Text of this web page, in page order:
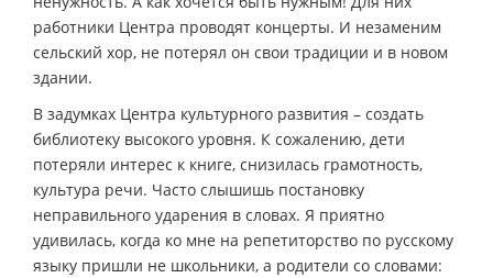
работники Центра проводят концерты. И незаменим
сельский хор, не потерял он свои традиции и в новом
здании.
В задумках Центра культурного развития – создать
библиотеку высокого уровня. К сожалению, дети
потеряли интерес к книге, снизилась грамотность,
культура речи. Часто слышишь постановку
неправильного ударения в словах. Я приятно
удивилась, когда ко мне на репетиторство по русскому
языку пришли не школьники, а родители со словами: